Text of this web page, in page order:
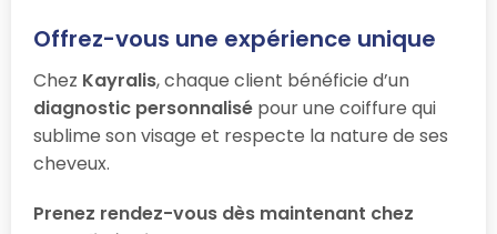
Offrez-vous une expérience unique
Chez Kayralis, chaque client bénéficie d’un
diagnostic personnalisé pour une coiffure qui
sublime son visage et respecte la nature de ses
cheveux.
Prenez rendez-vous dès maintenant chez